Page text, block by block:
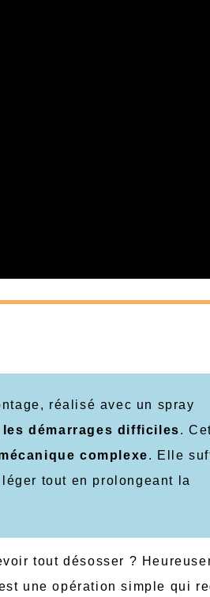
réalisé avec un spray
démarrages difficiles.
complexe. Elle
tout en prolongeant la
tout désosser ?
une opération simple qui